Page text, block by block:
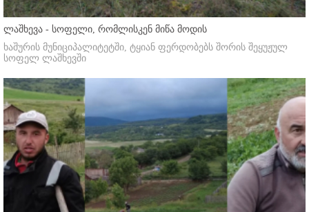
ლაშხევა - სოფელი, რომლისკენ მიწა მოდის
ხაშურის მუნიციპალიტეტში, ტყიან ფერდობებს შორის შეყუჟულ
სოფელ ლაშხევში